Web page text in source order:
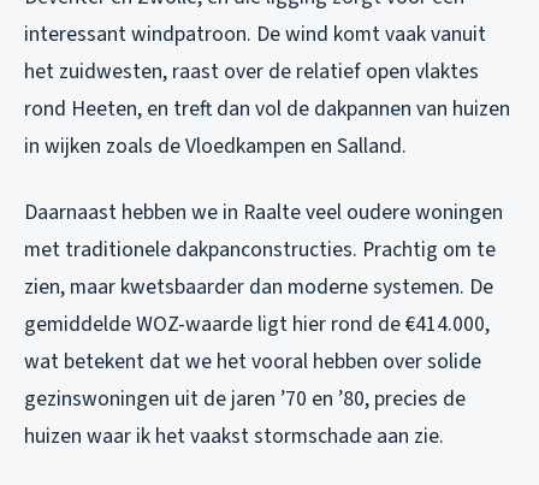
interessant windpatroon. De wind komt vaak vanuit
het zuidwesten, raast over de relatief open vlaktes
rond Heeten, en treft dan vol de dakpannen van huizen
in wijken zoals de Vloedkampen en Salland.
Daarnaast hebben we in Raalte veel oudere woningen
met traditionele dakpanconstructies. Prachtig om te
zien, maar kwetsbaarder dan moderne systemen. De
gemiddelde WOZ-waarde ligt hier rond de €414.000,
wat betekent dat we het vooral hebben over solide
gezinswoningen uit de jaren ’70 en ’80, precies de
huizen waar ik het vaakst stormschade aan zie.